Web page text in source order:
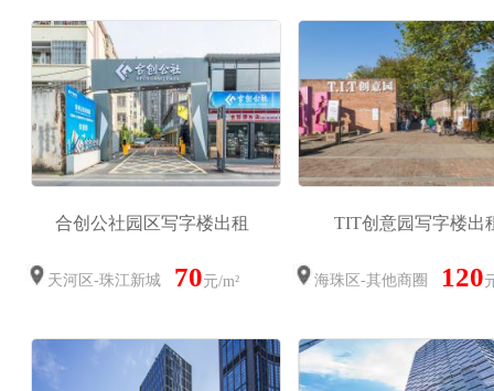
合创公社园区写字楼出租
天河区-珠江新城 70元/m²
TIT创意园写字楼出
海珠区-其他商圈 120